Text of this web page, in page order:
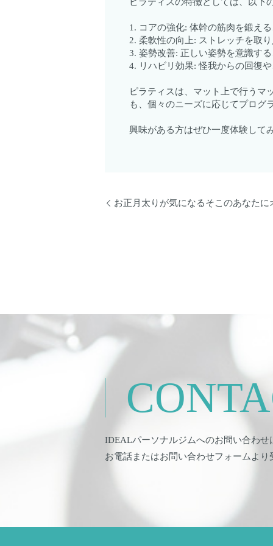
ピラティスの特徴としては、以下
1. コアの強化: 体幹の筋肉を鍛え
2. 柔軟性の向上: ストレッチを取
3. 姿勢改善: 正しい姿勢を意識す
4. リハビリ効果: 怪我からの回復
ピラティスは、マット上で行うマ
も、個々のニーズに応じてプログ
興味がある方はぜひ一度体験して
お正月太りが気になるそこのあなたに
IDEALパーソナルジムへのお問い合わせ
お電話またはお問い合わせフォームより